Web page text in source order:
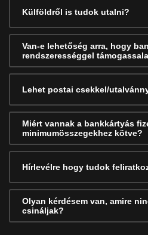
Külföldről is tudok utalni?
Van-e lehetőség arra, hogy
rendszerességgel
Lehet postai csekkel/
Miért vannak a bankkártyás
minimumösszegekhez kötve?
Hírlevélre hogy tudok
Olyan kérdésem van, amire
csináljak?